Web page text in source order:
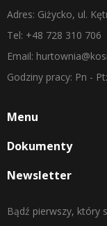
Adres: Giżycko, ul.
Tel: +48 728 310 706
Email:
Godziny pracy: Pn -
Menu
Dokumenty
Newsletter
Bądź pierwszy, który